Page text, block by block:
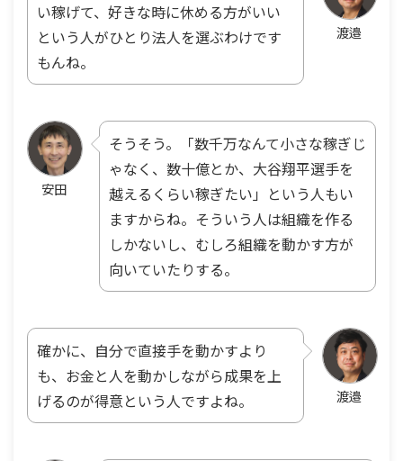
渡邉
い稼げて、好きな時に休める方がいい
という人がひとり法人を選ぶわけです
もんね。
安田
そうそう。「数千万なんて小さな稼ぎじ
ゃなく、数十億とか、大谷翔平選手を
越えるくらい稼ぎたい」という人もい
ますからね。そういう人は組織を作る
しかないし、むしろ組織を動かす方が
向いていたりする。
渡邉
確かに、自分で直接手を動かすより
も、お金と人を動かしながら成果を上
げるのが得意という人ですよね。